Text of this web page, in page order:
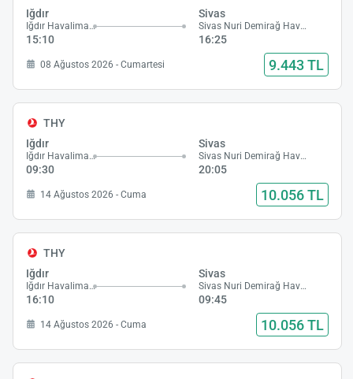
Iğdır
Iğdır Havalimanı
15:10
Sivas
Sivas Nuri Demirağ Havalimanı
16:25
08 Ağustos 2026 - Cumartesi 9.443 TL
THY
Iğdır
Iğdır Havalimanı
09:30
Sivas
Sivas Nuri Demirağ Havalimanı
20:05
14 Ağustos 2026 - Cuma 10.056 TL
THY
Iğdır
Iğdır Havalimanı
16:10
Sivas
Sivas Nuri Demirağ Havalimanı
09:45
14 Ağustos 2026 - Cuma 10.056 TL